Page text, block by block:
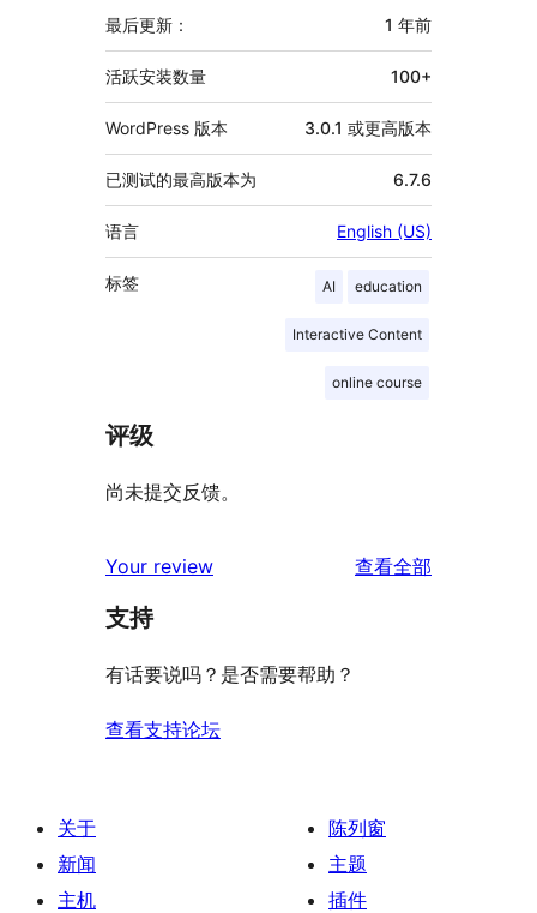
信
息
最后更新： 1 年前
活跃安装数量 100+
WordPress 版本 3.0.1 或更高版本
已测试的最高版本为 6.7.6
语言 English (US)
标签 AI education
Interactive Content
online course
评级
尚未提交反馈。
Your review 查看全部
支持
有话要说吗？是否需要帮助？
查看支持论坛
关于
新闻
主机
陈列窗
主题
插件